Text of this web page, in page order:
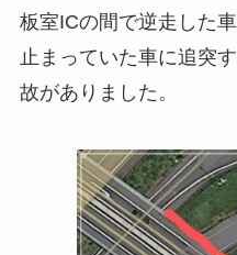
板室ICの間で逆走した
止まっていた車に追突
故がありました。